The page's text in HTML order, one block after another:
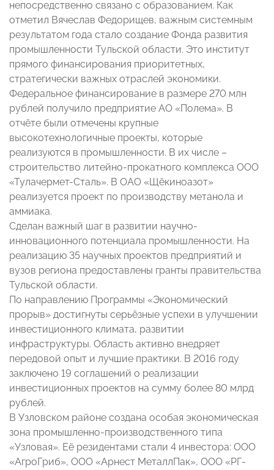
непосредственно связано с образованием. Как
отметил Вячеслав Федорищев, важным системным
результатом года стало создание Фонда развития
промышленности Тульской области. Это институт
прямого финансирования приоритетных,
стратегически важных отраслей экономики.
Федеральное финансирование в размере 270 млн
рублей получило предприятие АО «Полема». В
отчёте были отмечены крупные
высокотехнологичные проекты, которые
реализуются в промышленности. В их числе –
строительство литейно-прокатного комплекса ООО
«Тулачермет-Сталь». В ОАО «Щёкиноазот»
реализуется проект по производству метанола и
аммиака.
Сделан важный шаг в развитии научно-
инновационного потенциала промышленности. На
реализацию 35 научных проектов предприятий и
вузов региона предоставлены гранты правительства
Тульской области.
По направлению Программы «Экономический
прорыв» достигнуты серьёзные успехи в улучшении
инвестиционного климата, развитии
инфраструктуры. Область активно внедряет
передовой опыт и лучшие практики. В 2016 году
заключено 19 соглашений о реализации
инвестиционных проектов на сумму более 80 млрд
рублей.
В Узловском районе создана особая экономическая
зона промышленно-производственного типа
«Узловая». Её резидентами стали 4 инвестора: ООО
«АгроГриб», ООО «Арнест МеталлПак», ООО «РГ-